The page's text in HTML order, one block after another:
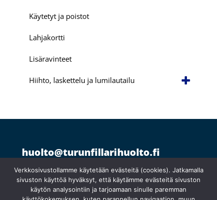
Käytetyt ja poistot
Lahjakortti
Lisäravinteet
Hiihto, laskettelu ja lumilautailu
huolto@turunfillarihuolto.fi
Palometsäntie 14, 20610 Turku
044 766 1250
Verkkosivustollamme käytetään evästeitä (cookies). Jatkamalla
sivuston käyttöä hyväksyt, että käytämme evästeitä sivuston
käytön analysointiin ja tarjoamaan sinulle paremman